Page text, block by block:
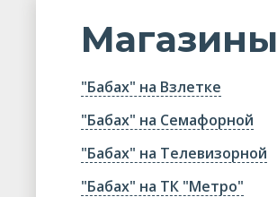
Магазины
"Бабах" на Взлетке
"Бабах" на Семафорной
"Бабах" на Телевизорной
"Бабах" на ТК "Метро"